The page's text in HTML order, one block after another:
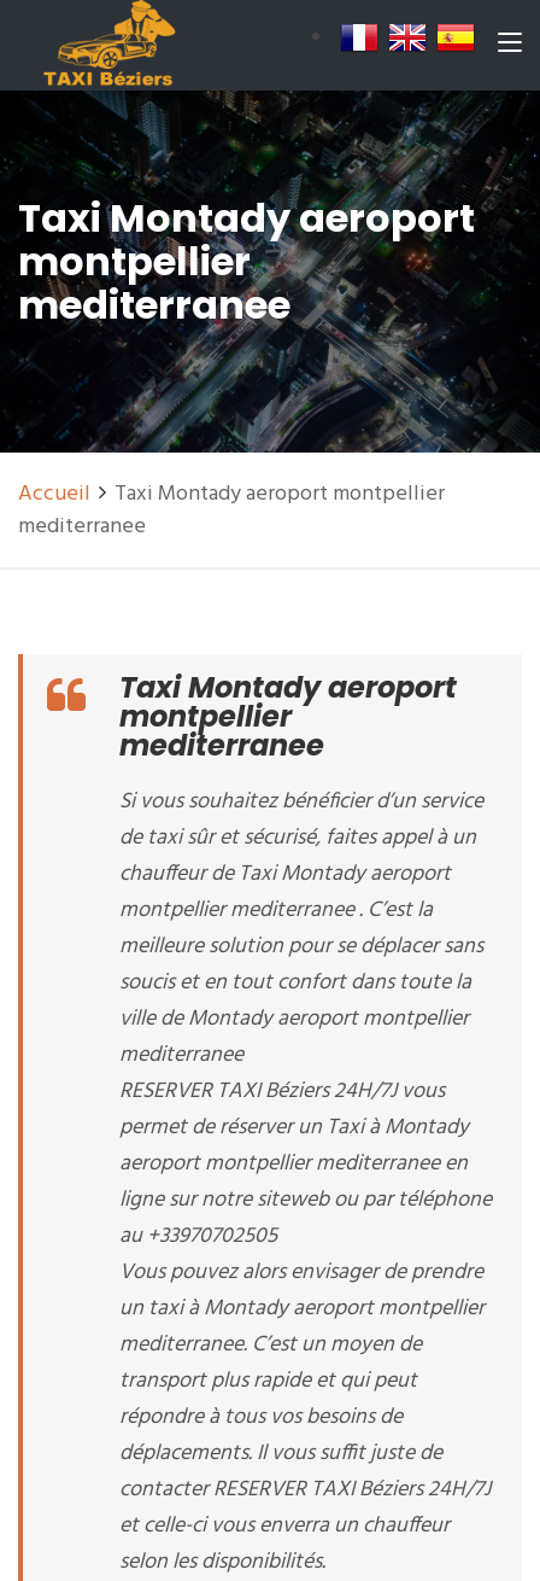
Taxi Montady aeroport
montpellier
mediterranee
Accueil
Taxi Montady aeroport montpellier
mediterranee
Taxi Montady aeroport
montpellier
mediterranee
Si vous souhaitez bénéficier d’un service
de taxi sûr et sécurisé, faites appel à un
chauffeur de Taxi Montady aeroport
montpellier mediterranee . C’est la
meilleure solution pour se déplacer sans
soucis et en tout confort dans toute la
ville de Montady aeroport montpellier
mediterranee
RESERVER TAXI Béziers 24H/7J vous
permet de réserver un Taxi à Montady
aeroport montpellier mediterranee en
ligne sur notre siteweb ou par téléphone
au +33970702505
Vous pouvez alors envisager de prendre
un taxi à Montady aeroport montpellier
mediterranee. C’est un moyen de
transport plus rapide et qui peut
répondre à tous vos besoins de
déplacements. Il vous suffit juste de
contacter RESERVER TAXI Béziers 24H/7J
et celle-ci vous enverra un chauffeur
selon les disponibilités.